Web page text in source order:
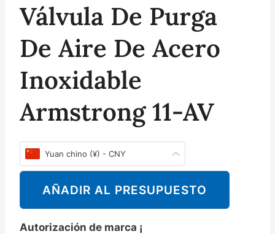
Válvula De Purga
De Aire De Acero
Inoxidable
Armstrong 11-AV
Yuan chino (¥) - CNY
AÑADIR AL PRESUPUESTO
Autorización de marca ¡